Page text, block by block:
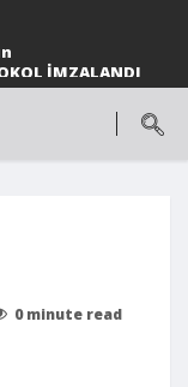
İMZALANDI
PROF. DR.
AKBAYRAM
0 minute read